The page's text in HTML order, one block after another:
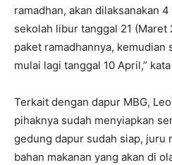
ramadhan, akan dilaksanakan
sekolah libur tanggal 21 (Maret
paket ramadhannya,
mulai lagi tanggal 10 April,”
Terkait dengan dapur MBG,
pihaknya sudah menyiapkan
gedung dapur sudah siap, juru
bahan makanan yang akan di